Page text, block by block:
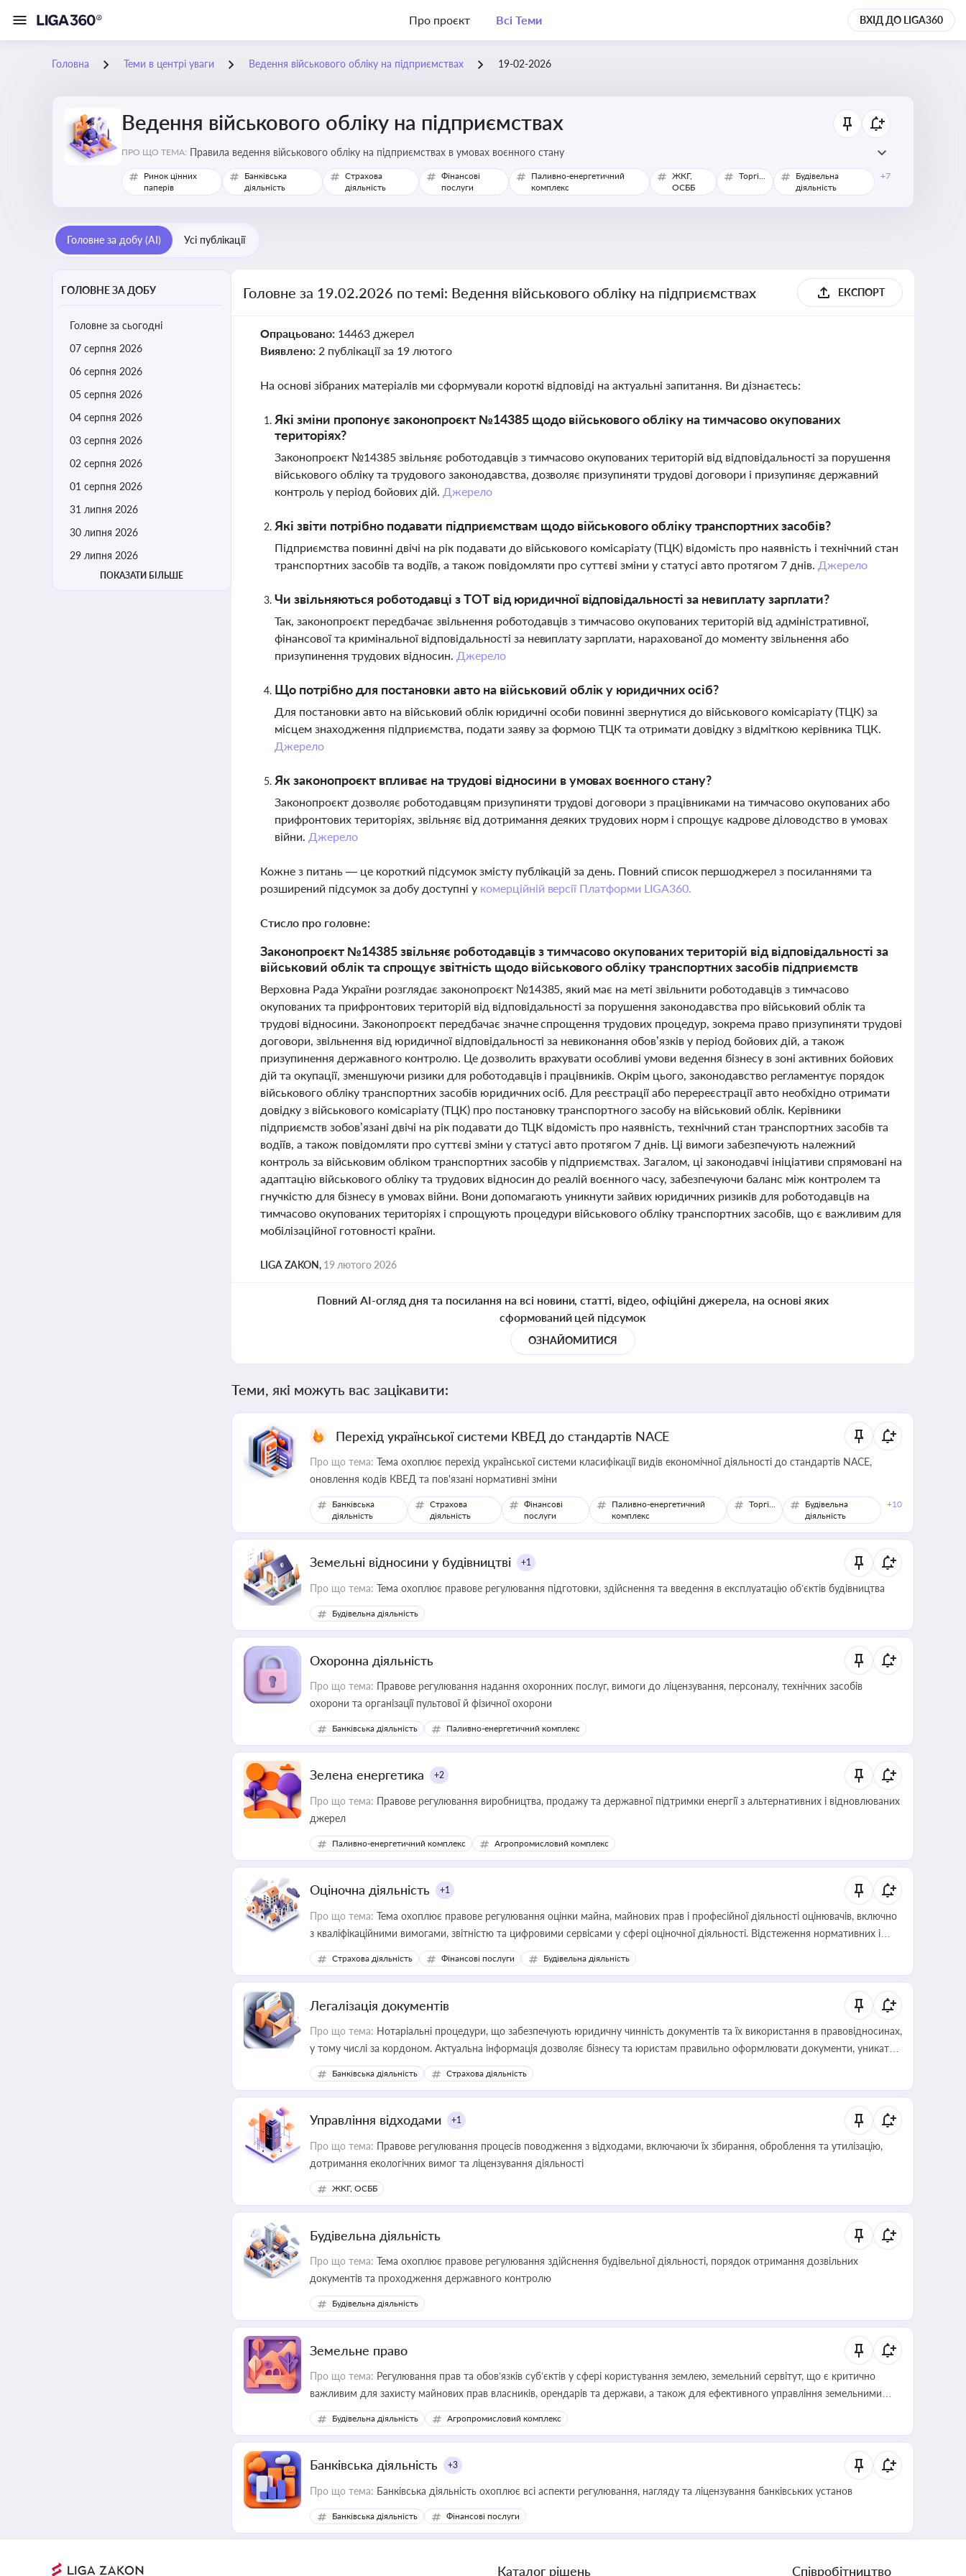
Про проєкт Всі Теми ВХІД ДО LIGA360
Головна Теми в центрі уваги Ведення військового обліку на підприємствах 19-02-2026
Ведення військового обліку на підприємствах
ПРО ЩО ТЕМА: Правила ведення військового обліку на підприємствах в умовах воєнного стану
Ринок цінних
паперів
Банківська
діяльність
Страхова
діяльність
Фінансові
послуги
Паливно-енергетичний
комплекс
ЖКГ,
ОСББ
Торгівля
Будівельна
діяльність
+7
Головне за добу (AI) Усі публікації
ГОЛОВНЕ ЗА ДОБУ
Головне за сьогодні
07 серпня 2026
06 серпня 2026
05 серпня 2026
04 серпня 2026
03 серпня 2026
02 серпня 2026
01 серпня 2026
31 липня 2026
30 липня 2026
29 липня 2026
ПОКАЗАТИ БІЛЬШЕ
Головне за 19.02.2026 по темі: Ведення військового обліку на підприємствах ЕКСПОРТ
Опрацьовано: 14463 джерел
Виявлено: 2 публікації за 19 лютого
На основі зібраних матеріалів ми сформували короткі відповіді на актуальні запитання. Ви дізнаєтесь:
Які зміни пропонує законопроєкт №14385 щодо військового обліку на тимчасово окупованих
територіях?
Законопроєкт №14385 звільняє роботодавців з тимчасово окупованих територій від відповідальності за порушення
військового обліку та трудового законодавства, дозволяє призупиняти трудові договори і призупиняє державний
контроль у період бойових дій. Джерело
Які звіти потрібно подавати підприємствам щодо військового обліку транспортних засобів?
Підприємства повинні двічі на рік подавати до військового комісаріату (ТЦК) відомість про наявність і технічний стан
транспортних засобів та водіїв, а також повідомляти про суттєві зміни у статусі авто протягом 7 днів. Джерело
Чи звільняються роботодавці з ТОТ від юридичної відповідальності за невиплату зарплати?
Так, законопроєкт передбачає звільнення роботодавців з тимчасово окупованих територій від адміністративної,
фінансової та кримінальної відповідальності за невиплату зарплати, нарахованої до моменту звільнення або
призупинення трудових відносин. Джерело
Що потрібно для постановки авто на військовий облік у юридичних осіб?
Для постановки авто на військовий облік юридичні особи повинні звернутися до військового комісаріату (ТЦК) за
місцем знаходження підприємства, подати заяву за формою ТЦК та отримати довідку з відміткою керівника ТЦК.
Джерело
Як законопроєкт впливає на трудові відносини в умовах воєнного стану?
Законопроєкт дозволяє роботодавцям призупиняти трудові договори з працівниками на тимчасово окупованих або
прифронтових територіях, звільняє від дотримання деяких трудових норм і спрощує кадрове діловодство в умовах
війни. Джерело
Кожне з питань — це короткий підсумок змісту публікацій за день. Повний список першоджерел з посиланнями та
розширений підсумок за добу доступні у комерційній версії Платформи LIGA360.
Стисло про головне:
Законопроєкт №14385 звільняє роботодавців з тимчасово окупованих територій від відповідальності за
військовий облік та спрощує звітність щодо військового обліку транспортних засобів підприємств
Верховна Рада України розглядає законопроєкт №14385, який має на меті звільнити роботодавців з тимчасово
окупованих та прифронтових територій від відповідальності за порушення законодавства про військовий облік та
трудові відносини. Законопроєкт передбачає значне спрощення трудових процедур, зокрема право призупиняти трудові
договори, звільнення від юридичної відповідальності за невиконання обов’язків у період бойових дій, а також
призупинення державного контролю. Це дозволить врахувати особливі умови ведення бізнесу в зоні активних бойових
дій та окупації, зменшуючи ризики для роботодавців і працівників. Окрім цього, законодавство регламентує порядок
військового обліку транспортних засобів юридичних осіб. Для реєстрації або перереєстрації авто необхідно отримати
довідку з військового комісаріату (ТЦК) про постановку транспортного засобу на військовий облік. Керівники
підприємств зобов’язані двічі на рік подавати до ТЦК відомість про наявність, технічний стан транспортних засобів та
водіїв, а також повідомляти про суттєві зміни у статусі авто протягом 7 днів. Ці вимоги забезпечують належний
контроль за військовим обліком транспортних засобів у підприємствах. Загалом, ці законодавчі ініціативи спрямовані на
адаптацію військового обліку та трудових відносин до реалій воєнного часу, забезпечуючи баланс між контролем та
гнучкістю для бізнесу в умовах війни. Вони допомагають уникнути зайвих юридичних ризиків для роботодавців на
тимчасово окупованих територіях і спрощують процедури військового обліку транспортних засобів, що є важливим для
мобілізаційної готовності країни.
LIGA ZAKON, 19 лютого 2026
Повний AI-огляд дня та посилання на всі новини, статті, відео, офіційні джерела, на основі яких
сформований цей підсумок
ОЗНАЙОМИТИСЯ
Теми, які можуть вас зацікавити:
Перехід української системи КВЕД до стандартів NACE
Про що тема: Тема охоплює перехід української системи класифікації видів економічної діяльності до стандартів NACE,
оновлення кодів КВЕД та пов'язані нормативні зміни
Банківська
діяльність
Страхова
діяльність
Фінансові
послуги
Паливно-енергетичний
комплекс
Торгівля
Будівельна
діяльність
+10
Земельні відносини у будівництві +1
Про що тема: Тема охоплює правове регулювання підготовки, здійснення та введення в експлуатацію об’єктів будівництва
Будівельна діяльність
Охоронна діяльність
Про що тема: Правове регулювання надання охоронних послуг, вимоги до ліцензування, персоналу, технічних засобів
охорони та організації пультової й фізичної охорони
Банківська діяльність Паливно-енергетичний комплекс
Зелена енергетика +2
Про що тема: Правове регулювання виробництва, продажу та державної підтримки енергії з альтернативних і відновлюваних
джерел
Паливно-енергетичний комплекс Агропромисловий комплекс
Оціночна діяльність +1
Про що тема: Тема охоплює правове регулювання оцінки майна, майнових прав і професійної діяльності оцінювачів, включно
з кваліфікаційними вимогами, звітністю та цифровими сервісами у сфері оціночної діяльності. Відстеження нормативних і
медійних змін у цій сфері корисне для власника бізнесу, керівника, юриста або бухгалтера під час оподаткування,
приватизації, оренди державного майна, корпоративних угод і перевірки статусу суб'єктів оціночної діяльності
Страхова діяльність Фінансові послуги Будівельна діяльність
Легалізація документів
Про що тема: Нотаріальні процедури, що забезпечують юридичну чинність документів та їх використання в правовідносинах,
у тому числі за кордоном. Актуальна інформація дозволяє бізнесу та юристам правильно оформлювати документи, уникати
ризиків недійсності та забезпечувати їх належне прийняття органами влади та контрагентами
Банківська діяльність Страхова діяльність
Управління відходами +1
Про що тема: Правове регулювання процесів поводження з відходами, включаючи їх збирання, оброблення та утилізацію,
дотримання екологічних вимог та ліцензування діяльності
ЖКГ, ОСББ
Будівельна діяльність
Про що тема: Тема охоплює правове регулювання здійснення будівельної діяльності, порядок отримання дозвільних
документів та проходження державного контролю
Будівельна діяльність
Земельне право
Про що тема: Регулювання прав та обов’язків суб’єктів у сфері користування землею, земельний сервітут, що є критично
важливим для захисту майнових прав власників, орендарів та держави, а також для ефективного управління земельними
ресурсами
Будівельна діяльність Агропромисловий комплекс
Банківська діяльність +3
Про що тема: Банківська діяльність охоплює всі аспекти регулювання, нагляду та ліцензування банківських установ
Банківська діяльність Фінансові послуги
Каталог рішень Співробітництво